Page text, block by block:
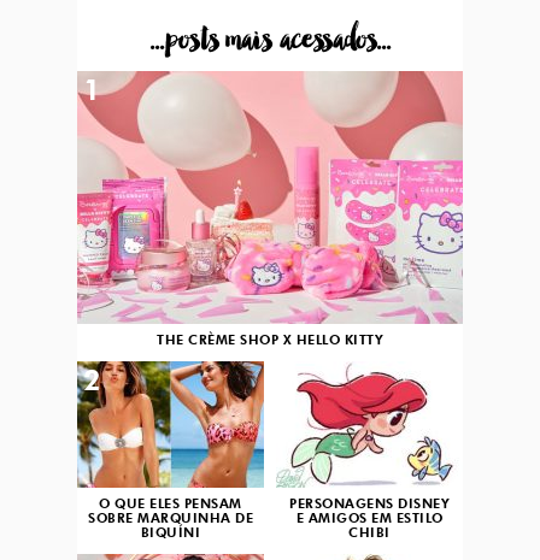
...posts mais acessados...
THE CRÈME SHOP X HELLO KITTY
1
O QUE ELES PENSAM
SOBRE MARQUINHA DE
BIQUÍNI
2
PERSONAGENS DISNEY
E AMIGOS EM ESTILO
CHIBI
3